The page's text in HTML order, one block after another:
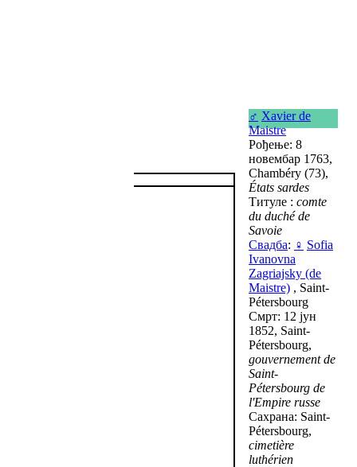
♂ Xavier de
Maistre
Рођење: 8
новембар 1763,
Chambéry (73),
États sardes
Титуле : comte
du duché de
Savoie
Свадба: ♀ Sofia
Ivanovna
Zagriajsky (de
Maistre) , Saint-
Pétersbourg
Смрт: 12 јун
1852, Saint-
Pétersbourg,
gouvernement de
Saint-
Pétersbourg de
l'Empire russe
Сахрана: Saint-
Pétersbourg,
cimetière
luthérien